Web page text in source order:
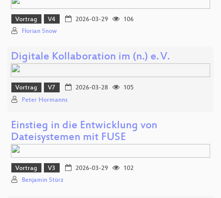
Vortrag V4 2026-03-29
106
Florian Snow
Digitale Kollaboration im (n.) e. V.
Vortrag V7 2026-03-28
105
Peter Hormanns
Einstieg in die Entwicklung von
Dateisystemen mit FUSE
Vortrag V3 2026-03-29
102
Benjamin Stürz